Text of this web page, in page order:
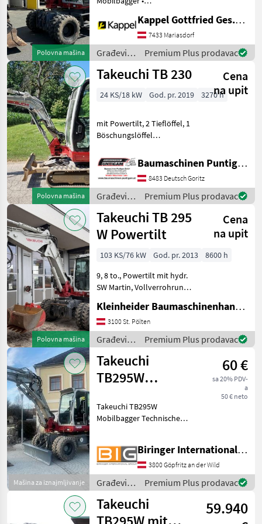
CAT
Liebherr
Wacker Neuson
Komatsu
Hyundai
Prikaži
sve
(20)
MODEL
TB
295
W
TB175W
Powertilt
MARKETPLACE
Marketplace
Ponude
trgovaca
Oglasi
Polovna mašina
Baujahr: 2014 •
Betriebsstunden: 9.400 h •
Powertilt • Achsabstützung
• Verstellausleger •
Klimaanlage Gr
Kappel Gottfried Ges.m.b.H.
7433 Mariasdorf
Građevinski
strojevi /
Takeuchi
Premium Plus prodavac
Polovna mašina
Takeuchi TB 230
Cena
na upit
24 KS/18 kW God. pr. 2019 3270 h
mit Powertilt, 2 Tieflöffel, 1
Böschungslöffel
Baumaschinen Puntigam
GmbH Unser Spezialgebiet:
Ankauf - Verkauf -
Vermietung von
Baumaschine
Baumaschinen Puntigam GmbH
8483 Deutsch Goritz
Građevinski
strojevi /
Takeuchi
Premium Plus prodavac
Polovna mašina
Takeuchi TB 295
W Powertilt
Cena
na upit
103 KS/76 kW God. pr. 2013
8600 h
9, 8 to., Powertilt mit hydr.
SW Martin, Vollverrohrung,
Injektoren neu in 6.2025, 3
Löffel Građevinski strojevi
Mobilni bageri
Kleinheider Baumaschinenhandel GmbH.
3100 St. Pölten
Građevinski
strojevi /
Takeuchi
Premium Plus prodavac
Mašina za iznajmljivanje
Takeuchi
TB295W
60 €
sa 20% PDV-
a
50 € neto
Takeuchi TB295W
Mobilbagger Technische
25–20 Abmessungen: -
Transportlänge: 6.5 m -
Transportbreite: 2.33 m -
Tra
Biringer International GmbH
3800 Göpfritz an der Wild
Građevinski
strojevi /
Takeuchi
Premium Plus prodavac
Takeuchi
59.940